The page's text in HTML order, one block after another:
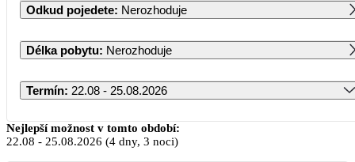
Odkud pojedete: Nerozhoduje
Délka pobytu: Nerozhoduje
Termín: 22.08 - 25.08.2026
Srpen 2026
Nejlepší možnost v tomto období:
22.08 - 25.08.2026 (4 dny, 3 noci)